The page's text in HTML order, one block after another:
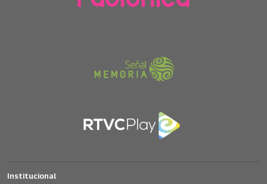
Institucional